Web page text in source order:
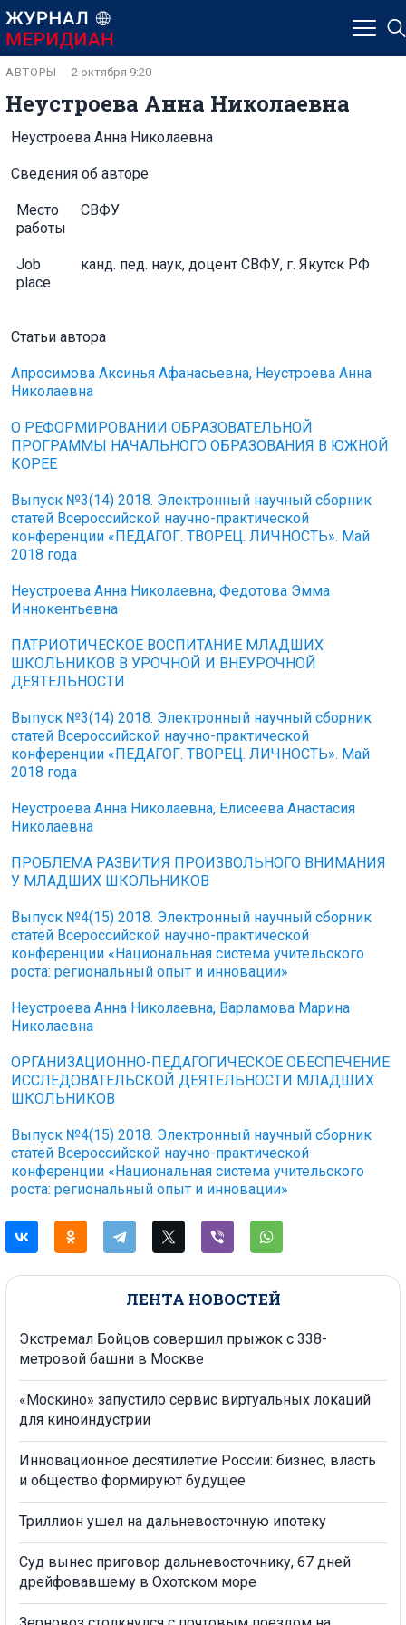
ЛЕНТА НОВОСТЕЙ
Экстремал Бойцов совершил прыжок с 338-
метровой башни в Москве
«Москино» запустило сервис виртуальных локаций
для киноиндустрии
Инновационное десятилетие России: бизнес, власть
и общество формируют будущее
Триллион ушел на дальневосточную ипотеку
Суд вынес приговор дальневосточнику, 67 дней
дрейфовавшему в Охотском море
Неустроева Анна Николаевна
АВТОРЫ 2 октября 9:20
Неустроева Анна Николаевна
Сведения об авторе
Место
работы
СВФУ
Job
place
канд. пед. наук, доцент СВФУ, г. Якутск РФ
Статьи автора
Апросимова Аксинья Афанасьевна, Неустроева Анна
Николаевна
О РЕФОРМИРОВАНИИ ОБРАЗОВАТЕЛЬНОЙ
ПРОГРАММЫ НАЧАЛЬНОГО ОБРАЗОВАНИЯ В ЮЖНОЙ
КОРЕЕ
Выпуск №3(14) 2018. Электронный научный сборник
статей Всероссийской научно-практической
конференции «ПЕДАГОГ. ТВОРЕЦ. ЛИЧНОСТЬ». Май
2018 года
Неустроева Анна Николаевна, Федотова Эмма
Иннокентьевна
ПАТРИОТИЧЕСКОЕ ВОСПИТАНИЕ МЛАДШИХ
ШКОЛЬНИКОВ В УРОЧНОЙ И ВНЕУРОЧНОЙ
ДЕЯТЕЛЬНОСТИ
Выпуск №3(14) 2018. Электронный научный сборник
статей Всероссийской научно-практической
конференции «ПЕДАГОГ. ТВОРЕЦ. ЛИЧНОСТЬ». Май
2018 года
Неустроева Анна Николаевна, Елисеева Анастасия
Николаевна
ПРОБЛЕМА РАЗВИТИЯ ПРОИЗВОЛЬНОГО ВНИМАНИЯ
У МЛАДШИХ ШКОЛЬНИКОВ
Выпуск №4(15) 2018. Электронный научный сборник
статей Всероссийской научно-практической
конференции «Национальная система учительского
роста: региональный опыт и инновации»
Неустроева Анна Николаевна, Варламова Марина
Николаевна
ОРГАНИЗАЦИОННО-ПЕДАГОГИЧЕСКОЕ ОБЕСПЕЧЕНИЕ
ИССЛЕДОВАТЕЛЬСКОЙ ДЕЯТЕЛЬНОСТИ МЛАДШИХ
ШКОЛЬНИКОВ
Выпуск №4(15) 2018. Электронный научный сборник
статей Всероссийской научно-практической
конференции «Национальная система учительского
роста: региональный опыт и инновации»